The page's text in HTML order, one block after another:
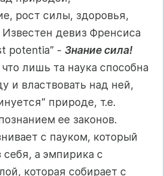
рост силы, здоровья,
Известен девиз Френсиса
potentia” - Знание сила!
лишь та наука способна
и властвовать над ней,
природе, т.е.
ее законов.
с пауком, который
себя, а эмпирика с
которая собирает с